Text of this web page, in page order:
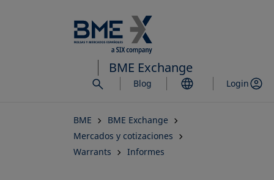
al
contenido
principal
BME Exchange
Blog Login
BME
BME Exchange
Mercados y cotizaciones
Warrants
Informes